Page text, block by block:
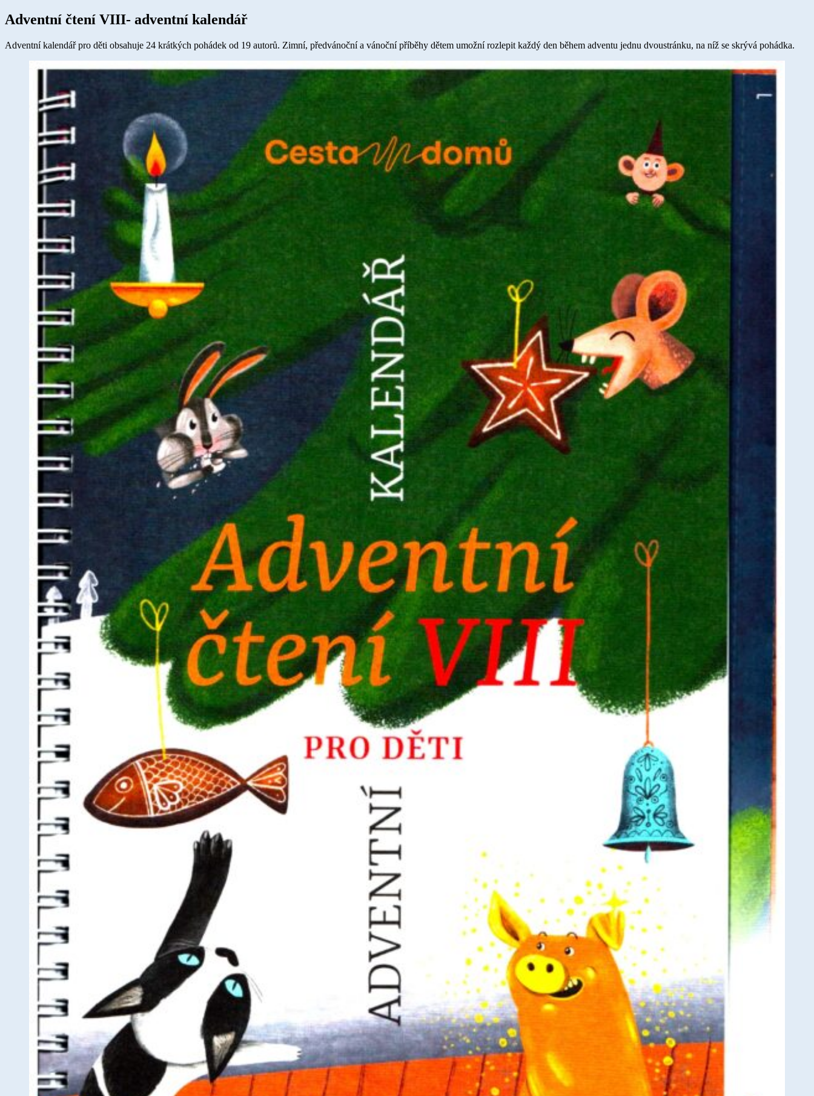
Adventní čtení VIII- adventní kalendář
Adventní kalendář pro děti obsahuje 24 krátkých pohádek od 19 autorů. Zimní, předvánoční a vánoční příběhy dětem umožní rozlepit každý den během adventu jednu dvoustránku, na níž se skrývá pohádka.